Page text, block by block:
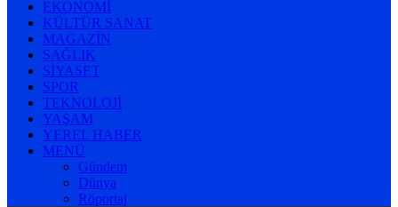
EKONOMI
KÜLTÜR SANAT
MAGAZIN
SAĞLIK
SIYASET
SPOR
TEKNOLOJI
YAŞAM
YEREL HABER
MENÜ
Gündem
Dünya
Röportaj